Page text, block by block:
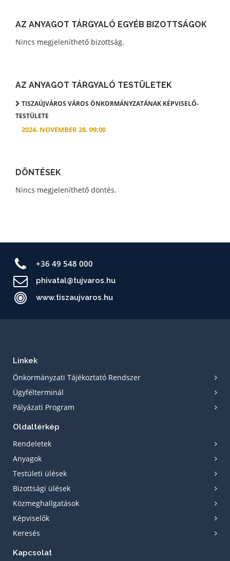
AZ ANYAGOT TÁRGYALÓ EGYÉB BIZOTTSÁGOK
Nincs megjeleníthető bizottság.
AZ ANYAGOT TÁRGYALÓ TESTÜLETEK
TISZAÚJVÁROS VÁROS ÖNKORMÁNYZATÁNAK KÉPVISELŐ-
TESTÜLETE
2024. NOVEMBER 28. 09:00
DÖNTÉSEK
Nincs megjeleníthető döntés.
+36 49 548 000
phivatal@tujvaros.hu
www.tiszaujvaros.hu
Linkek
Önkormányzati Tájékoztató Rendszer
Ügyfélterminál
Pályázati Program
Oldaltérkép
Rendeletek
Anyagok
Testületi ülések
Bizottsági ülések
Közmeghallgatások
Képviselők
Keresés
Kapcsolat